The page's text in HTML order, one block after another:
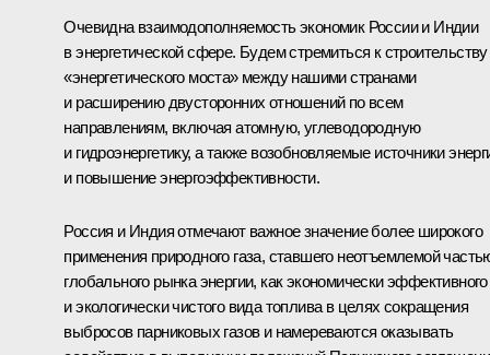
Очевидна взаимодополняемость экономик России и Индии
в энергетической сфере. Будем стремиться к строительству
«энергетического моста» между нашими странами
и расширению двусторонних отношений по всем
направлениям, включая атомную, углеводородную
и гидроэнергетику, а также возобновляемые источники
и повышение энергоэффективности.
Россия и Индия отмечают важное значение более широкого
применения природного газа, ставшего неотъемлемой
глобального рынка энергии, как экономически эффективного
и экологически чистого вида топлива в целях сокращения
выбросов парниковых газов и намереваются оказывать